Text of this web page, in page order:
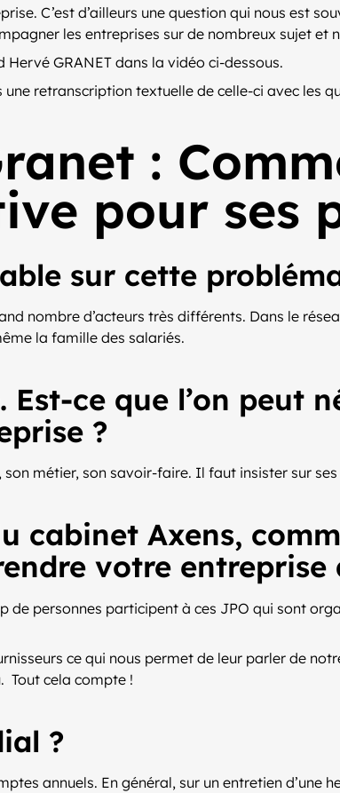
C’est d’ailleurs une question qui nous est
les entreprises sur de nombreux sujet et
Hervé GRANET dans la vidéo ci-dessous.
retranscription textuelle de celle-ci avec les
:
pour ses
sur cette
nombre d’acteurs très différents. Dans le
la famille des salariés.
Est-ce que l’on peut
?
métier, son savoir-faire. Il faut insister sur
cabinet Axens,
votre entreprise
de personnes participent à ces JPO qui sont
ce qui nous permet de leur parler de
Tout cela compte !
?
annuels. En général, sur un entretien d’une